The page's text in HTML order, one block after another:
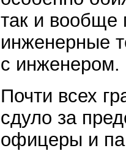
так и вообще
инженерные
с
Почти всех
сдуло за
офицеры и